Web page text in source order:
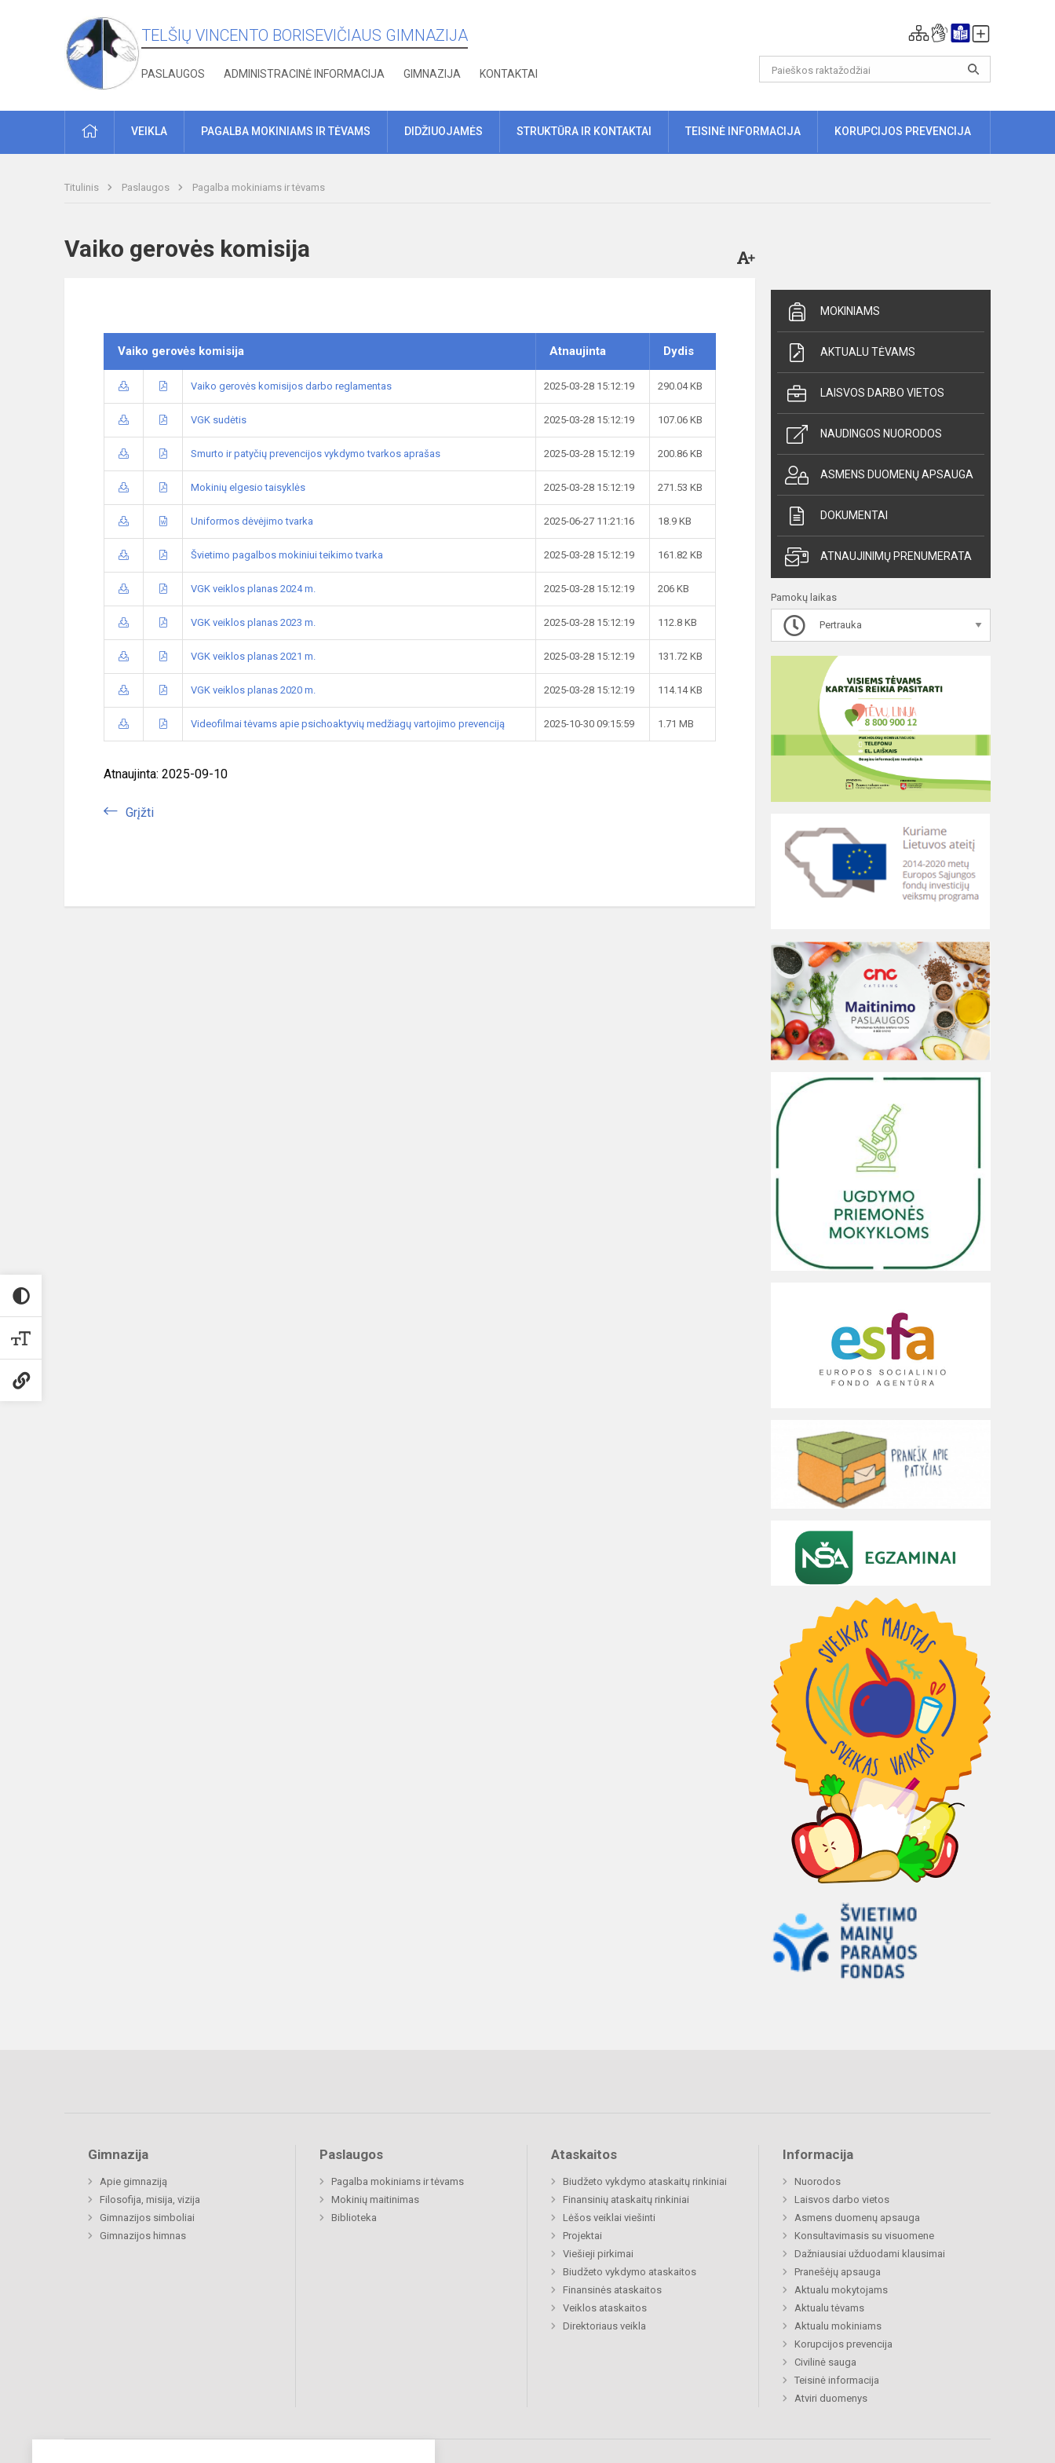
TELŠIŲ VINCENTO BORISEVIČIAUS GIMNAZIJA
PASLAUGOS ADMINISTRACINĖ INFORMACIJA GIMNAZIJA KONTAKTAI
PRADŽIAVEIKLA PAGALBA MOKINIAMS IR TĖVAMS DIDŽIUOJAMĖS STRUKTŪRA IR KONTAKTAI TEISINĖ INFORMACIJA KORUPCIJOS PREVENCIJA
Titulinis Paslaugos Pagalba mokiniams ir tėvams
Vaiko gerovės komisija
Vaiko gerovės komisija Atnaujinta Dydis
Vaiko gerovės komisijos darbo reglamentas 2025-03-28 15:12:19 290.04 KB
VGK sudėtis 2025-03-28 15:12:19 107.06 KB
Smurto ir patyčių prevencijos vykdymo tvarkos aprašas 2025-03-28 15:12:19 200.86 KB
Mokinių elgesio taisyklės 2025-03-28 15:12:19 271.53 KB
Uniformos dėvėjimo tvarka 2025-06-27 11:21:16 18.9 KB
Švietimo pagalbos mokiniui teikimo tvarka 2025-03-28 15:12:19 161.82 KB
VGK veiklos planas 2024 m. 2025-03-28 15:12:19 206 KB
VGK veiklos planas 2023 m. 2025-03-28 15:12:19 112.8 KB
VGK veiklos planas 2021 m. 2025-03-28 15:12:19 131.72 KB
VGK veiklos planas 2020 m. 2025-03-28 15:12:19 114.14 KB
Videofilmai tėvams apie psichoaktyvių medžiagų vartojimo prevenciją 2025-10-30 09:15:59 1.71 MB
Atnaujinta: 2025-09-10
Grįžti
MOKINIAMS
AKTUALU TĖVAMS
LAISVOS DARBO VIETOS
NAUDINGOS NUORODOS
ASMENS DUOMENŲ APSAUGA
DOKUMENTAI
ATNAUJINIMŲ PRENUMERATA
Pamokų laikas
Pertrauka
Gimnazija
Apie gimnaziją
Filosofija, misija, vizija
Gimnazijos simboliai
Gimnazijos himnas
Paslaugos
Pagalba mokiniams ir tėvams
Mokinių maitinimas
Biblioteka
Ataskaitos
Biudžeto vykdymo ataskaitų rinkiniai
Finansinių ataskaitų rinkiniai
Lėšos veiklai viešinti
Projektai
Viešieji pirkimai
Biudžeto vykdymo ataskaitos
Finansinės ataskaitos
Veiklos ataskaitos
Direktoriaus veikla
Informacija
Nuorodos
Laisvos darbo vietos
Asmens duomenų apsauga
Konsultavimasis su visuomene
Dažniausiai užduodami klausimai
Pranešėjų apsauga
Aktualu mokytojams
Aktualu tėvams
Aktualu mokiniams
Korupcijos prevencija
Civilinė sauga
Teisinė informacija
Atviri duomenys